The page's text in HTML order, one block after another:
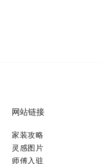
网站链接
家装攻略
灵感图片
师傅入驻